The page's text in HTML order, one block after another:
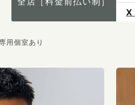
X
用個室あり